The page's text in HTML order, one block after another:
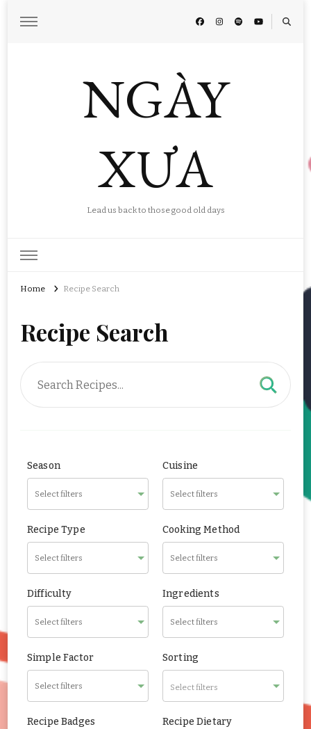
NGÀY
XƯA
Lead us back to those good old days
Home Recipe Search
Recipe Search
Season Cuisine
Recipe Type Cooking Method
Difficulty Ingredients
Simple Factor Sorting
Select filters
Recipe Badges Recipe Dietary